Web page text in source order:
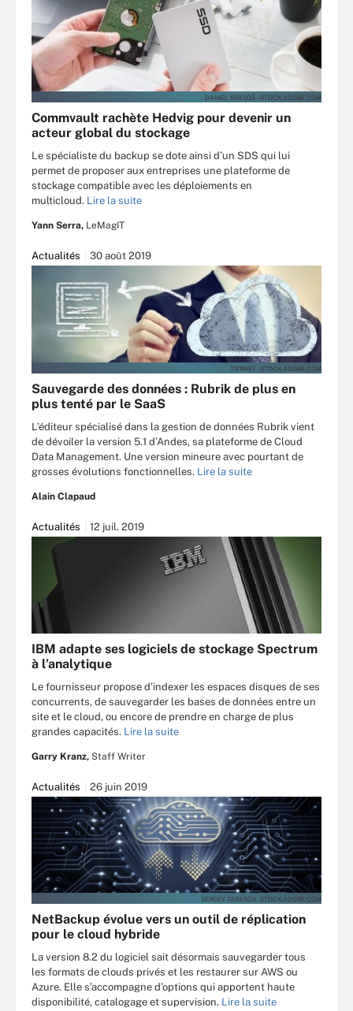
DANIEL KRASOÅ - STOCK.ADOBE.COM
Commvault rachète Hedvig pour devenir un
acteur global du stockage
Le spécialiste du backup se dote ainsi d’un SDS qui lui
permet de proposer aux entreprises une plateforme de
stockage compatible avec les déploiements en
multicloud. Lire la suite
Yann Serra, LeMagIT
Actualités 30 août 2019
TIERNEY - STOCK.ADOBE.COM
Sauvegarde des données : Rubrik de plus en
plus tenté par le SaaS
L’éditeur spécialisé dans la gestion de données Rubrik vient
de dévoiler la version 5.1 d’Andes, sa plateforme de Cloud
Data Management. Une version mineure avec pourtant de
grosses évolutions fonctionnelles. Lire la suite
Alain Clapaud
Actualités 12 juil. 2019
IBM adapte ses logiciels de stockage Spectrum
à l’analytique
Le fournisseur propose d’indexer les espaces disques de ses
concurrents, de sauvegarder les bases de données entre un
site et le cloud, ou encore de prendre en charge de plus
grandes capacités. Lire la suite
Garry Kranz, Staff Writer
Actualités 26 juin 2019
SERGEY TARASOV - STOCK.ADOBE.COM
NetBackup évolue vers un outil de réplication
pour le cloud hybride
La version 8.2 du logiciel sait désormais sauvegarder tous
les formats de clouds privés et les restaurer sur AWS ou
Azure. Elle s’accompagne d’options qui apportent haute
disponibilité, catalogage et supervision. Lire la suite